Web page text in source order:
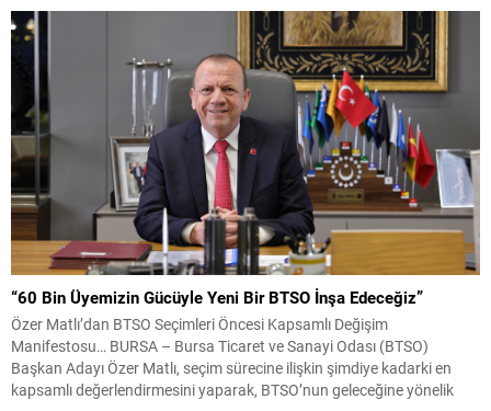
“60 Bin Üyemizin Gücüyle Yeni Bir BTSO İnşa Edeceğiz”
Özer Matlı’dan BTSO Seçimleri Öncesi Kapsamlı Değişim
Manifestosu… BURSA – Bursa Ticaret ve Sanayi Odası (BTSO)
Başkan Adayı Özer Matlı, seçim sürecine ilişkin şimdiye kadarki en
kapsamlı değerlendirmesini yaparak, BTSO’nun geleceğine yönelik